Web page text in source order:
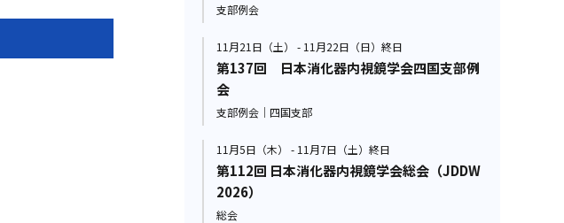
支部例会
11月21日（土） - 11月22日（日）終日
第137回 日本消化器内視鏡学会四国支部例
会
支部例会｜四国支部
11月5日（木） - 11月7日（土）終日
第112回 日本消化器内視鏡学会総会（JDDW
2026）
総会